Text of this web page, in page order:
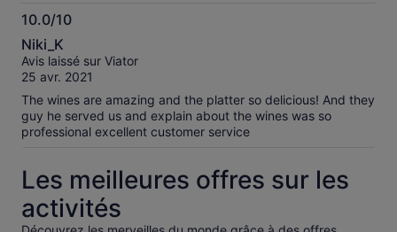
10.0/10
10.0
sur
10
Niki_K
Avis laissé sur Viator
25 avr. 2021
The wines are amazing and the platter so delicious! And they
guy he served us and explain about the wines was so
professional excellent customer service
Les meilleures offres sur les
activités